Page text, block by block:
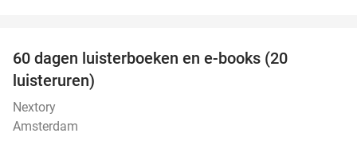
60 dagen luisterboeken en e-books (20
luisteruren)
Nextory
Amsterdam